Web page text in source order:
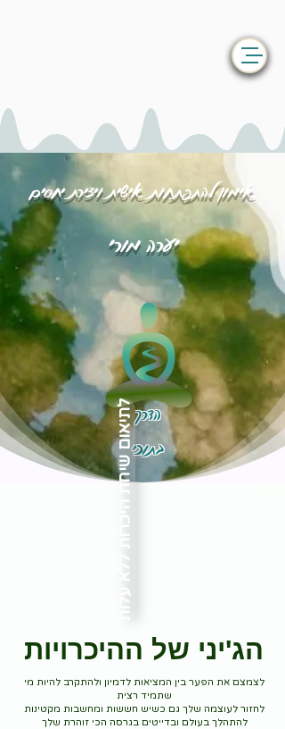
אימון להתפתחות אישית ויצירת יחסים
יערה מורי
הדרך
בתוכילתיאום שיחת היכרות ללא עלות
הג'יני של ההיכרויות
לצמצם את הפער בין המציאות לדמיון ולהתקרב להיות מי
שתמיד רצית
לחזור לעוצמה שלך גם כשיש חששות ומחשבות מקטינות
להתהלך בעולם ובדייטים בגרסה הכי זוהרת שלך